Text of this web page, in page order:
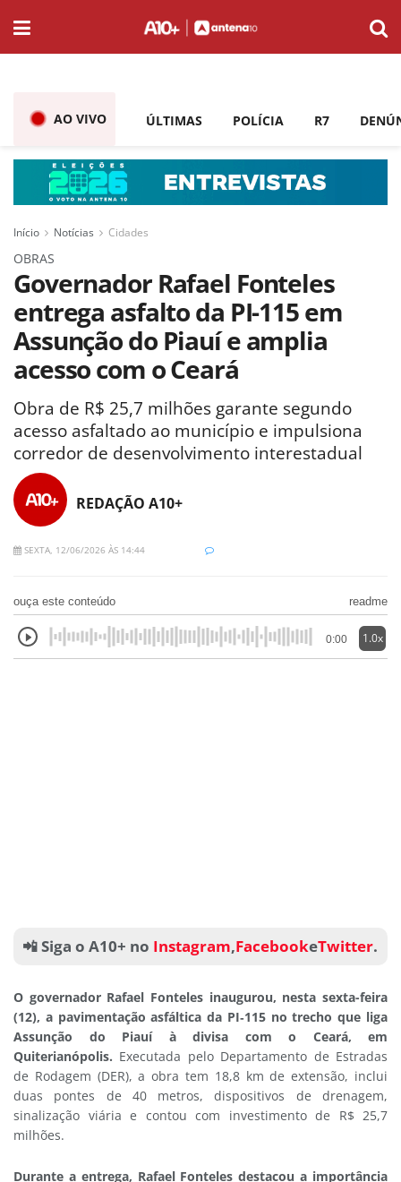
AO VIVO ÚLTIMAS POLÍCIA R7
Início Notícias Cidades
OBRAS
Governador Rafael Fonteles
entrega asfalto da PI-115 em
Assunção do Piauí e amplia
acesso com o Ceará
Obra de R$ 25,7 milhões garante segundo
acesso asfaltado ao município e impulsiona
corredor de desenvolvimento interestadual
REDAÇÃO A10+
SEXTA, 12/06/2026 ÀS 14:44
ouça este conteúdo readme
0:00 1.0x
📲 Siga o A10+ no Instagram,FacebookeTwitter.
O governador Rafael Fonteles inaugurou, nesta sexta-feira
(12), a pavimentação asfáltica da PI‑115 no trecho que liga
Assunção do Piauí à divisa com o Ceará, em
Quiterianópolis. Executada pelo Departamento de Estradas
de Rodagem (DER), a obra tem 18,8 km de extensão, inclui
duas pontes de 40 metros, dispositivos de drenagem,
sinalização viária e contou com investimento de R$ 25,7
milhões.
Durante a entrega, Rafael Fonteles destacou a importância